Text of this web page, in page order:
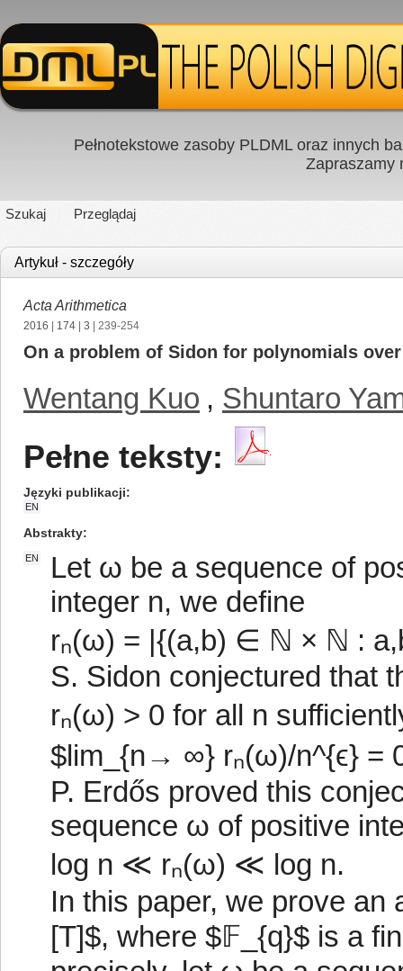
Pełnotekstowe zasoby PLDML oraz innych
Zapraszamy
Szukaj Przeglądaj
Artykuł - szczegóły
Acta Arithmetica
2016 174 3 | 239-254
On a problem of Sidon for polynomials
Wentang Kuo , Shuntaro
Pełne teksty:
Języki publikacji
EN
Abstrakty
EN
Let ω be a sequence of
integer n, we define
rₙ(ω) = |{(a,b) ∈ ℕ × ℕ :
S. Sidon conjectured that
rₙ(ω) > 0 for all n
$lim_{n→ ∞} rₙ(ω)/n^{ϵ} =
P. Erdős proved this
sequence ω of positive
log n ≪ rₙ(ω) ≪ log n.
In this paper, we prove
[T]$, where $𝔽_{q}$ is a